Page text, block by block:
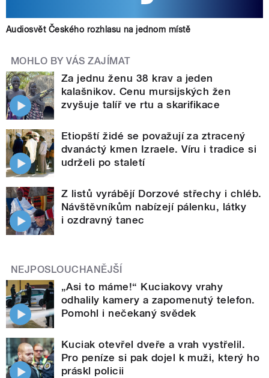
Audiosvět Českého rozhlasu na jednom místě
MOHLO BY VÁS ZAJÍMAT
Za jednu ženu 38 krav a jeden
kalašnikov. Cenu mursijských žen
zvyšuje talíř ve rtu a skarifikace
Etiopští židé se považují za ztracený
dvanáctý kmen Izraele. Víru i tradice si
udrželi po staletí
Z listů vyrábějí Dorzové střechy i chléb.
Návštěvníkům nabízejí pálenku, látky
i ozdravný tanec
NEJPOSLOUCHANĚJŠÍ
„Asi to máme!“ Kuciakovy vrahy
odhalily kamery a zapomenutý telefon.
Pomohl i nečekaný svědek
Kuciak otevřel dveře a vrah vystřelil.
Pro peníze si pak dojel k muži, který ho
práskl policii